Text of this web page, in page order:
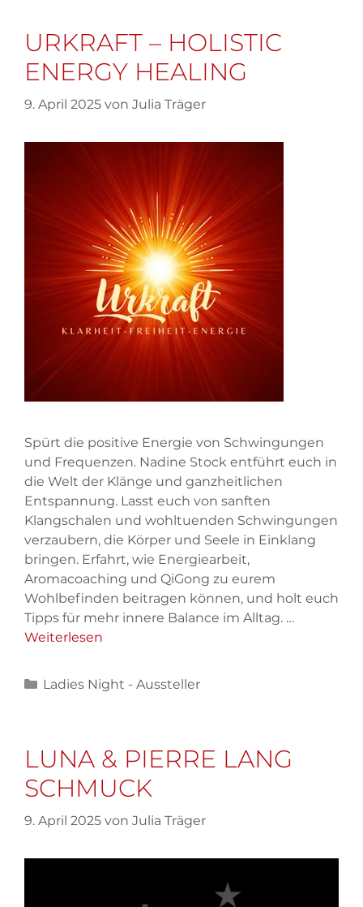
URKRAFT – HOLISTIC
ENERGY HEALING
9. April 2025 von Julia Träger
Spürt die positive Energie von Schwingungen
und Frequenzen. Nadine Stock entführt euch in
die Welt der Klänge und ganzheitlichen
Entspannung. Lasst euch von sanften
Klangschalen und wohltuenden Schwingungen
verzaubern, die Körper und Seele in Einklang
bringen. Erfahrt, wie Energiearbeit,
Aromacoaching und QiGong zu eurem
Wohlbefinden beitragen können, und holt euch
Tipps für mehr innere Balance im Alltag. …
Weiterlesen
Ladies Night - Aussteller
LUNA & PIERRE LANG
SCHMUCK
9. April 2025 von Julia Träger